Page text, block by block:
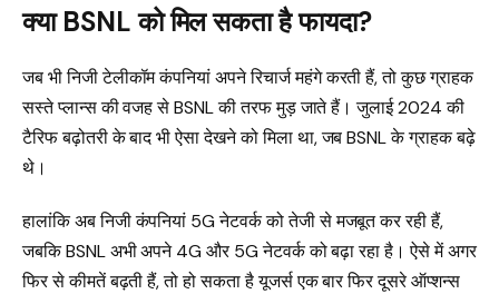
क्या BSNL को मिल सकता है फायदा?
जब भी निजी टेलीकॉम कंपनियां अपने रिचार्ज महंगे करती हैं, तो कुछ ग्राहक
सस्ते प्लान्स की वजह से BSNL की तरफ मुड़ जाते हैं। जुलाई 2024 की
टैरिफ बढ़ोतरी के बाद भी ऐसा देखने को मिला था, जब BSNL के ग्राहक बढ़े
थे।
हालांकि अब निजी कंपनियां 5G नेटवर्क को तेजी से मजबूत कर रही हैं,
जबकि BSNL अभी अपने 4G और 5G नेटवर्क को बढ़ा रहा है। ऐसे में अगर
फिर से कीमतें बढ़ती हैं, तो हो सकता है यूजर्स एक बार फिर दूसरे ऑप्शन्स